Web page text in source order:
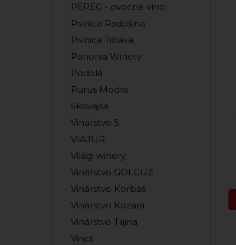
PEREG - ovocné víno
Pivnica Radošina
Pivnica Tibava
Panonia Winery
Podola
Purus Modra
Skovajsa
Vinárstvo S
VIAJUR
Világi winery
Vinárstvo GOLGUZ
Vinárstvo Korbaš
Vinárstvo Kozara
Vinárstvo Tajna
Vinidi